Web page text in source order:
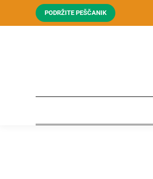
PODRŽITE PEŠČANIK